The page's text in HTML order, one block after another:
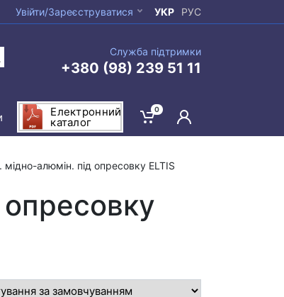
Увійти/Зареєструватися УКР РУС
Служба підтримки
+380 (98) 239 51 11
Електронний
каталог
0
міднo-алюмін. під опресовку ELTIS